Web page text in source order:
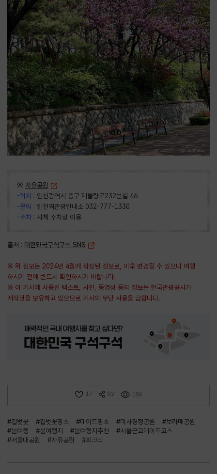
※ 자유공원
-위치 : 인천광역시 중구 제물량로232번길 46
-문의 : 인천역관광안내소 032-777-1330
-주차 : 자체 주차장 이용
출처 : 대한민국구석구석 SNS
※ 위 정보는 2024년 4월에 작성된 정보로, 이후 변경될 수 있으니 여행
하시기 전에 반드시 확인하시기 바랍니다.
※ 이 기사에 사용된 텍스트, 사진, 동영상 등의 정보는 한국관광공사가
저작권을 보유하고 있으므로 기사의 무단 사용을 금합니다.
17 82 18K
#겹벚꽃 #겹벚꽃명소 #데이트명소 #미사경정공원
#보라매공원
#봄여행
#봄여행지 #봄여행지추천
#서울근교데이트코스
#서울대공원
#자유공원 #피크닉